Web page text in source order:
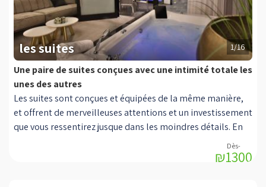
1/16
les suites
Une paire de suites conçues avec une intimité totale les
unes des autres
Les suites sont conçues et équipées de la même manière,
et offrent de merveilleuses attentions et un investissement
que vous ressentirez jusque dans les moindres détails. En
entrant dans chacune des suites luxueuses, vous trouverez
un salon spacieux et confortable, fait de tissu gris velouté,
₪1300